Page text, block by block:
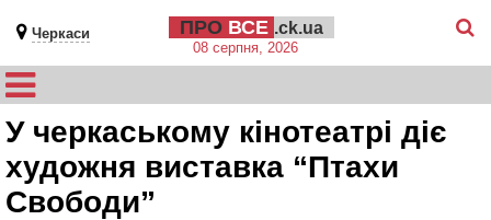
Черкаси ПРО ВСЕ .ck.ua
08 серпня, 2026
У черкаському кінотеатрі діє
художня виставка “Птахи
Свободи”